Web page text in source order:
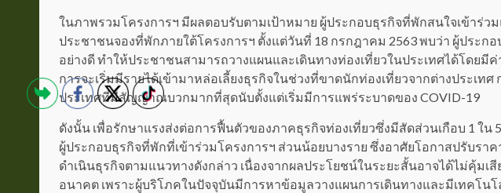
ในภาพรวมโครงการฯ มีผลตอบรับตามเป้าหมาย ผู้ประกอบธุรกิจที่พักสนใจเข้าร่ว
ประชาชนจองที่พักภายใต้โครงการฯ ตั้งแต่วันที่ 18 กรกฎาคม 2563 พบว่า ผู้ประ
อย่างดี ทำให้ประชาชนสามารถวางแผนและเดินทางท่องเที่ยวในประเทศได้โดย
การจะเริ่มมีรายได้เข้ามาหล่อเลี้ยงธุรกิจในช่วงที่ขาดนักท่องเที่ยวจากต่างประเทศ
ประเทศที่มีสัญญาณบวกมากที่สุดนับตั้งแต่เริ่มมีการแพร่ระบาดของ COVID-19
ดังนั้น เพื่อรักษาแรงส่งต่อการฟื้นตัวของภาคธุรกิจท่องเที่ยวซึ่งมีสัดส่วนเกือบ 1 ใน
ผู้ประกอบธุรกิจที่พักที่เข้าร่วมโครงการฯ ส่วนน้อยบางราย ซึ่งอาศัยโอกาสปรับรา
ดำเนินธุรกิจตามแนวทางดังกล่าว เนื่องจากผลประโยชน์ในระยะสั้นอาจได้ไม่คุ้มเ
อนาคต เพราะผู้บริโภคในปัจจุบันมีการหาข้อมูลวางแผนการเดินทางและมีเทคโนโ